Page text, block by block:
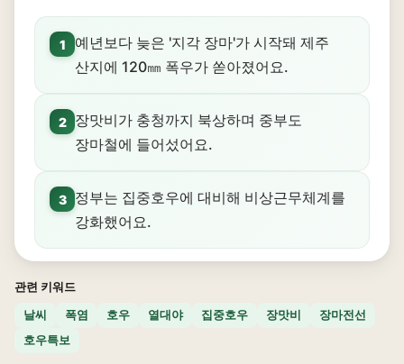
1
예년보다 늦은 '지각 장마'가 시작돼 제주
산지에 120㎜ 폭우가 쏟아졌어요.
2
장맛비가 충청까지 북상하며 중부도
장마철에 들어섰어요.
3
정부는 집중호우에 대비해 비상근무체계를
강화했어요.
관련 키워드
날씨
폭염 호우 열대야 집중호우 장맛비
장마전선
호우특보